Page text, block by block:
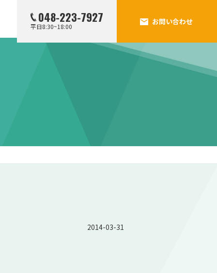
048-223-7927
平日8:30~18:00
お問い合わせ
2014-03-31